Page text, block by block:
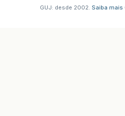
GUJ: desde 2002. Saiba mais